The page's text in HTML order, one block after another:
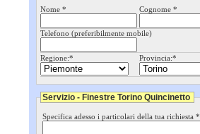
Nome * Cognome *
Telefono (preferibilmente mobile)
Regione:* Provincia:*
Servizio - Finestre Torino Quincinetto
Specifica adesso i particolari della tua richiesta *